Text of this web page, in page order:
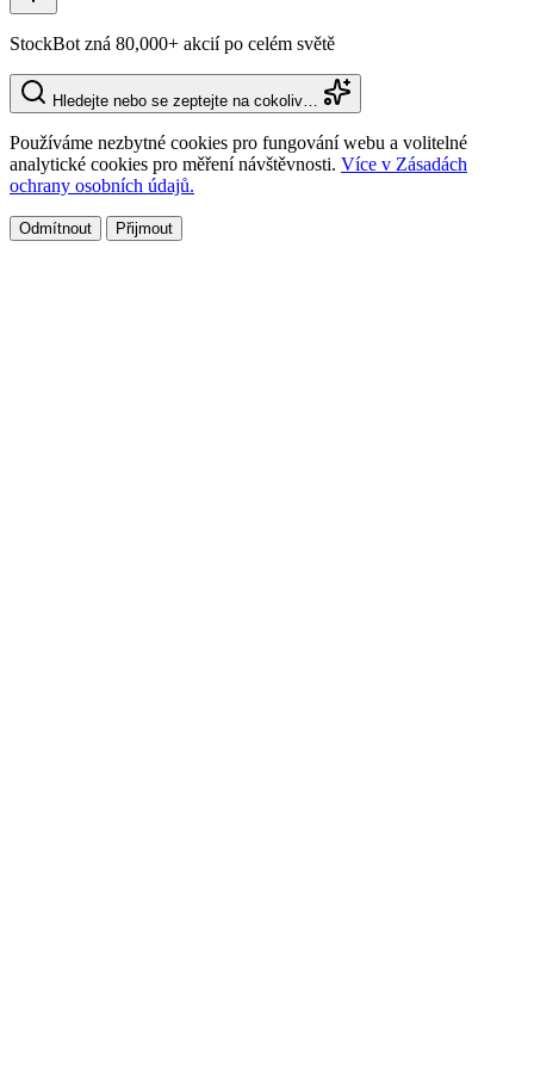
StockBot zná 80,000+ akcií po celém světě
Hledejte nebo se zeptejte na cokoliv…
Používáme nezbytné cookies pro fungování webu a volitelné
analytické cookies pro měření návštěvnosti. Více v Zásadách
ochrany osobních údajů.
Odmítnout Přijmout